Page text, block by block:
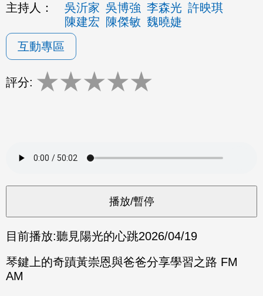
主持人：
吳沂家 吳博強 李森光 許映琪
陳建宏 陳傑敏 魏曉婕
互動專區
評分: ★★★★★
目前播放:聽見陽光的心跳2026/04/19
琴鍵上的奇蹟黃崇恩與爸爸分享學習之路 FM
AM